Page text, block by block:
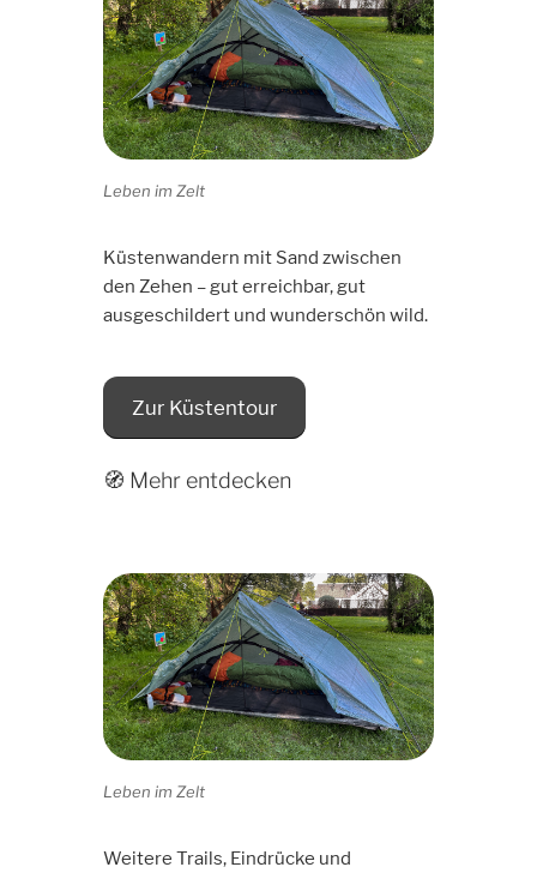
Leben im Zelt
Küstenwandern mit Sand zwischen
den Zehen – gut erreichbar, gut
ausgeschildert und wunderschön wild.
Zur Küstentour
🧭 Mehr entdecken
Leben im Zelt
Weitere Trails, Eindrücke und